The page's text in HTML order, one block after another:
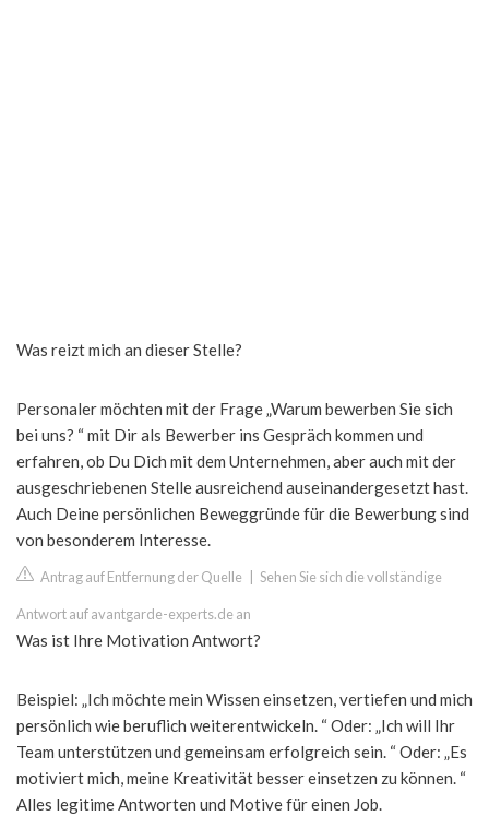
Was reizt mich an dieser Stelle?
Personaler möchten mit der Frage „Warum bewerben Sie sich
bei uns? “ mit Dir als Bewerber ins Gespräch kommen und
erfahren, ob Du Dich mit dem Unternehmen, aber auch mit der
ausgeschriebenen Stelle ausreichend auseinandergesetzt hast.
Auch Deine persönlichen Beweggründe für die Bewerbung sind
von besonderem Interesse.
Antrag auf Entfernung der Quelle Sehen Sie sich die vollständige
Antwort auf avantgarde-experts.de an
Was ist Ihre Motivation Antwort?
Beispiel: „Ich möchte mein Wissen einsetzen, vertiefen und mich
persönlich wie beruflich weiterentwickeln. “ Oder: „Ich will Ihr
Team unterstützen und gemeinsam erfolgreich sein. “ Oder: „Es
motiviert mich, meine Kreativität besser einsetzen zu können. “
Alles legitime Antworten und Motive für einen Job.